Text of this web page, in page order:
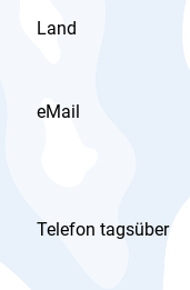
Land
eMail
Telefon tagsüber